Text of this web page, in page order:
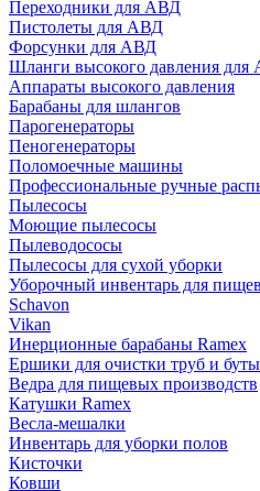
Переходники для АВД
Пистолеты для АВД
Форсунки для АВД
Шланги высокого давления
Аппараты высокого давления
Барабаны для шлангов
Парогенераторы
Пеногенераторы
Поломоечные машины
Профессиональные ручные
Пылесосы
Моющие пылесосы
Пылеводососы
Пылесосы для сухой уборки
Уборочный инвентарь для
Schavon
Vikan
Инерционные барабаны Ramex
Ершики для очистки труб и
Ведра для пищевых производств
Катушки Ramex
Весла-мешалки
Инвентарь для уборки полов
Кисточки
Ковши